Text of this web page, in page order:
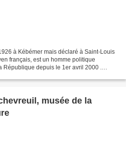
à Kébémer mais déclaré à Saint-Louis
français, est un homme politique
République depuis le 1er avril 2000 .
musée de la